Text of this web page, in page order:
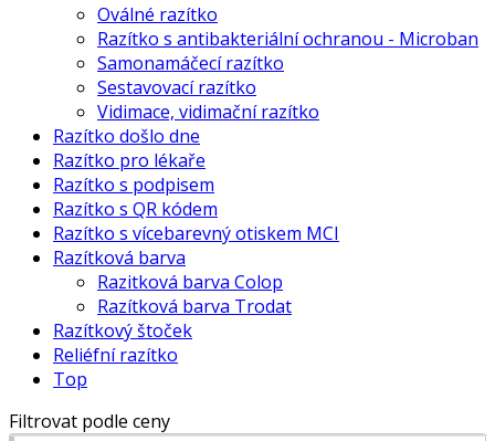
Oválné razítko
Razítko s antibakteriální ochranou - Microban
Samonamáčecí razítko
Sestavovací razítko
Vidimace, vidimační razítko
Razítko došlo dne
Razítko pro lékaře
Razítko s podpisem
Razítko s QR kódem
Razítko s vícebarevný otiskem MCI
Razítková barva
Razitková barva Colop
Razítková barva Trodat
Razítkový štoček
Reliéfní razítko
Top
Filtrovat podle ceny